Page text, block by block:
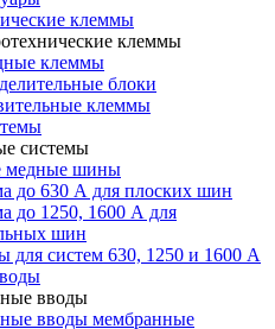
клеммы
клеммы
клеммы
блоки
клеммы
системы
медные шины
до 630 А для плоских шин
до 1250, 1600 А для
шин
для систем 630, 1250 и 1600 А
вводы
вводы мембранные